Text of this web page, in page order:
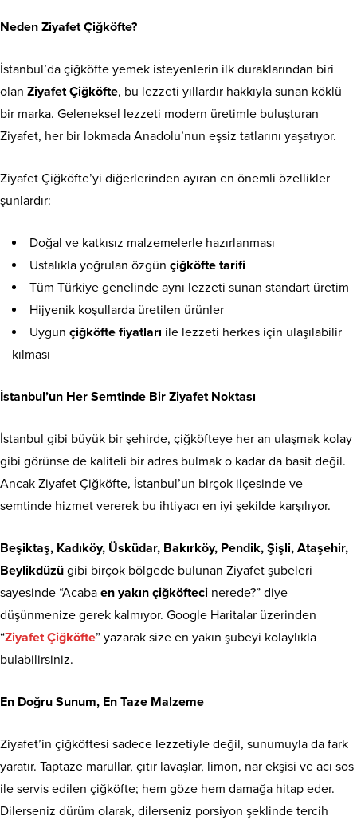
Neden Ziyafet Çiğköfte?
İstanbul’da çiğköfte yemek isteyenlerin ilk duraklarından biri
olan Ziyafet Çiğköfte, bu lezzeti yıllardır hakkıyla sunan köklü
bir marka. Geleneksel lezzeti modern üretimle buluşturan
Ziyafet, her bir lokmada Anadolu’nun eşsiz tatlarını yaşatıyor.
Ziyafet Çiğköfte’yi diğerlerinden ayıran en önemli özellikler
şunlardır:
Doğal ve katkısız malzemelerle hazırlanması
Ustalıkla yoğrulan özgün çiğköfte tarifi
Tüm Türkiye genelinde aynı lezzeti sunan standart üretim
Hijyenik koşullarda üretilen ürünler
Uygun çiğköfte fiyatları ile lezzeti herkes için ulaşılabilir
kılması
İstanbul’un Her Semtinde Bir Ziyafet Noktası
İstanbul gibi büyük bir şehirde, çiğköfteye her an ulaşmak kolay
gibi görünse de kaliteli bir adres bulmak o kadar da basit değil.
Ancak Ziyafet Çiğköfte, İstanbul’un birçok ilçesinde ve
semtinde hizmet vererek bu ihtiyacı en iyi şekilde karşılıyor.
Beşiktaş, Kadıköy, Üsküdar, Bakırköy, Pendik, Şişli, Ataşehir,
Beylikdüzü gibi birçok bölgede bulunan Ziyafet şubeleri
sayesinde “Acaba en yakın çiğköfteci nerede?” diye
düşünmenize gerek kalmıyor. Google Haritalar üzerinden
“Ziyafet Çiğköfte” yazarak size en yakın şubeyi kolaylıkla
bulabilirsiniz.
En Doğru Sunum, En Taze Malzeme
Ziyafet’in çiğköftesi sadece lezzetiyle değil, sunumuyla da fark
yaratır. Taptaze marullar, çıtır lavaşlar, limon, nar ekşisi ve acı sos
ile servis edilen çiğköfte; hem göze hem damağa hitap eder.
Dilerseniz dürüm olarak, dilerseniz porsiyon şeklinde tercih